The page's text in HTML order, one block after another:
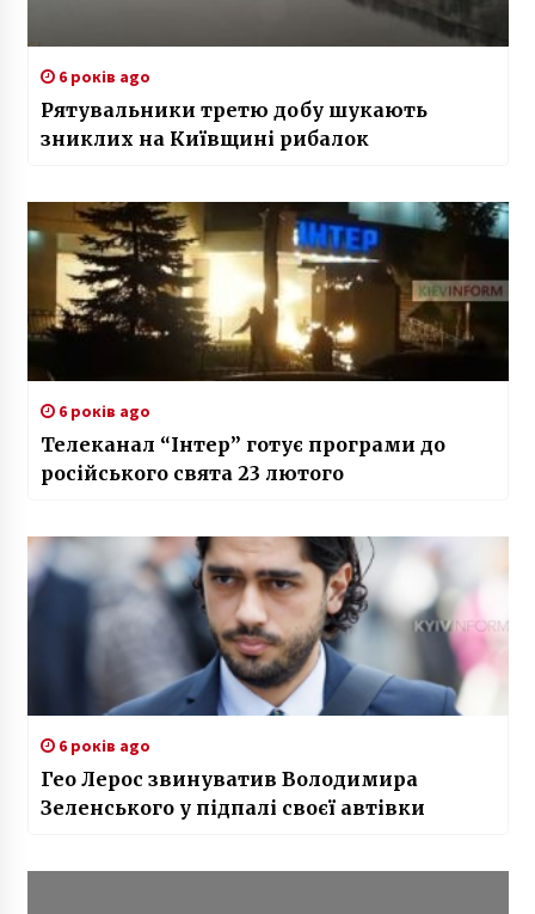
6 років ago
Рятувальники третю добу шукають
зниклих на Київщині рибалок
6 років ago
Телеканал “Інтер” готує програми до
російського свята 23 лютого
6 років ago
Гео Лерос звинуватив Володимира
Зеленського у підпалі своєї автівки